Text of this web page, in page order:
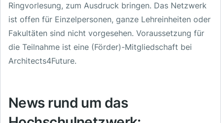
Ringvorlesung, zum Ausdruck bringen. Das Netzwerk
ist offen für Einzelpersonen, ganze Lehreinheiten oder
Fakultäten sind nicht vorgesehen. Voraussetzung für
die Teilnahme ist eine (Förder)-Mitgliedschaft bei
Architects4Future.
News rund um das